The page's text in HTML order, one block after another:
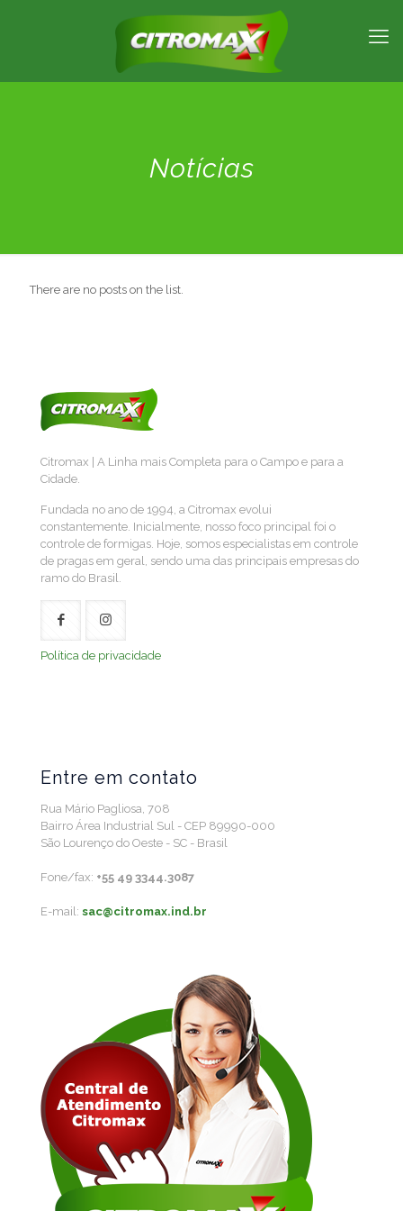
Notícias
There are no posts on the list.
Citromax | A Linha mais Completa para o Campo e para a
Cidade.
Fundada no ano de 1994, a Citromax evolui
constantemente. Inicialmente, nosso foco principal foi o
controle de formigas. Hoje, somos especialistas em controle
de pragas em geral, sendo uma das principais empresas do
ramo do Brasil.
Política de privacidade
Entre em contato
Rua Mário Pagliosa, 708
Bairro Área Industrial Sul - CEP 89990-000
São Lourenço do Oeste - SC - Brasil
Fone/fax: +55 49 3344.3087
E-mail: sac@citromax.ind.br